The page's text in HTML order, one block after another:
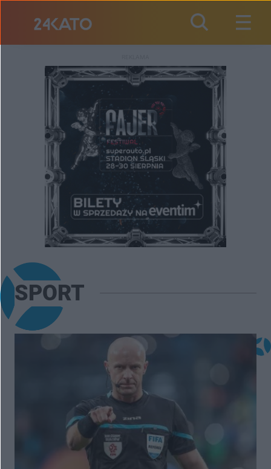
SPORT